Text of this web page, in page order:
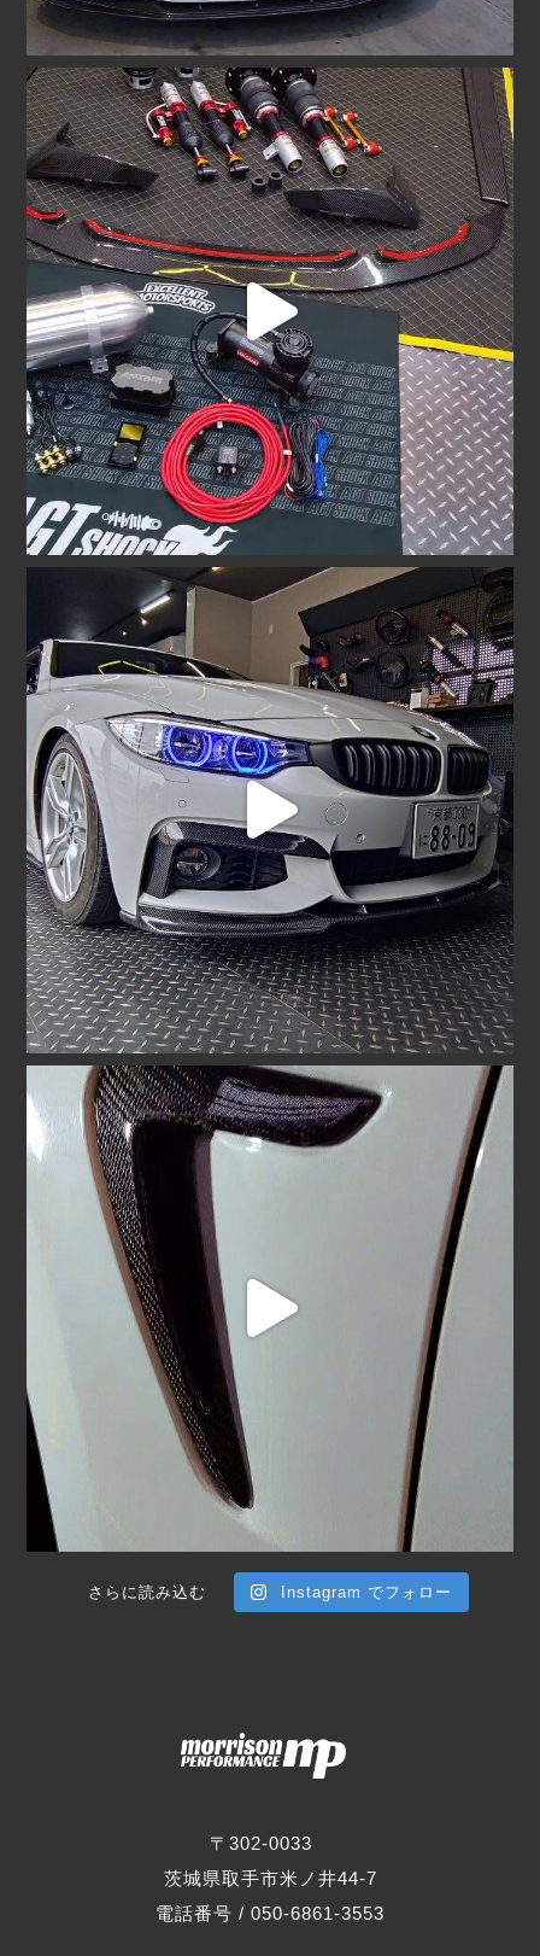
〒302-0033
茨城県取手市米ノ井44-7
電話番号 / 050-6861-3553
さらに読み込む Instagram でフォロー